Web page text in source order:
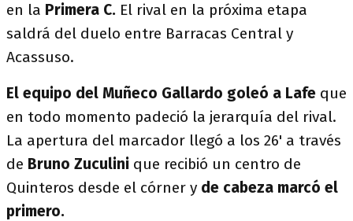
en la Primera C. El rival en la próxima etapa
saldrá del duelo entre Barracas Central y
Acassuso.
El equipo del Muñeco Gallardo goleó a Lafe que
en todo momento padeció la jerarquía del rival.
La apertura del marcador llegó a los 26' a través
de Bruno Zuculini que recibió un centro de
Quinteros desde el córner y de cabeza marcó el
primero.